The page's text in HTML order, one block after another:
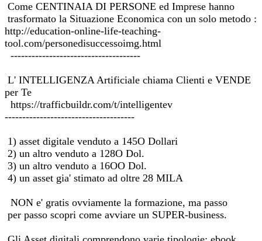
Come CENTINAIA DI PERSONE ed Imprese hanno
trasformato la Situazione Economica con un solo metodo :
http://education-online-life-teaching-
tool.com/personedisuccessoimg.html
-------------------------------------
L' INTELLIGENZA Artificiale chiama Clienti e VENDE
per Te
https://trafficbuildr.com/t/intelligentev
-------------------------------------
1) asset digitale venduto a 145O Dollari
2) un altro venduto a 128O Dol.
3) un altro venduto a 16OO Dol.
4) un asset gia' stimato ad oltre 28 MILA
NON e' gratis ovviamente la formazione, ma passo
per passo scopri come avviare un SUPER-business.